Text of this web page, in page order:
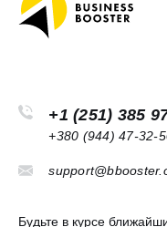
+1 (251) 385
+380 (944) 47-32-
Будьте в курсе